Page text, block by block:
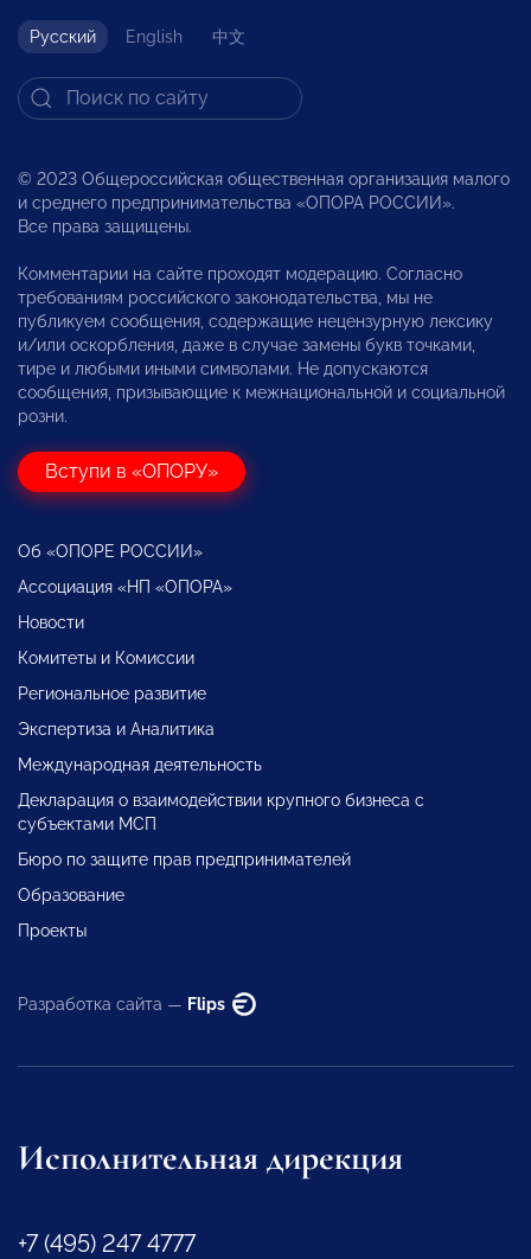
Русский English 中文
© 2023 Общероссийская общественная организация малого
и среднего предпринимательства «ОПОРА РОССИИ».
Все права защищены.
Комментарии на сайте проходят модерацию. Согласно
требованиям российского законодательства, мы не
публикуем сообщения, содержащие нецензурную лексику
и/или оскорбления, даже в случае замены букв точками,
тире и любыми иными символами. Не допускаются
сообщения, призывающие к межнациональной и социальной
розни.
Вступи в «ОПОРУ»
Об «ОПОРЕ РОССИИ»
Ассоциация «НП «ОПОРА»
Новости
Комитеты и Комиссии
Региональное развитие
Экспертиза и Аналитика
Международная деятельность
Декларация о взаимодействии крупного бизнеса с
субъектами МСП
Бюро по защите прав предпринимателей
Образование
Проекты
Разработка сайта — Flips
Исполнительная дирекция
+7 (495) 247 4777